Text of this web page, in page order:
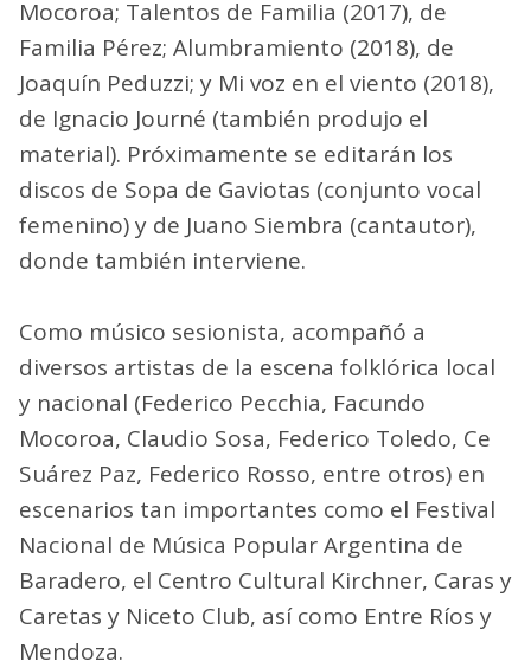
Mocoroa; Talentos de Familia (2017), de
Familia Pérez; Alumbramiento (2018), de
Joaquín Peduzzi; y Mi voz en el viento (2018),
de Ignacio Journé (también produjo el
material). Próximamente se editarán los
discos de Sopa de Gaviotas (conjunto vocal
femenino) y de Juano Siembra (cantautor),
donde también interviene.
Como músico sesionista, acompañó a
diversos artistas de la escena folklórica local
y nacional (Federico Pecchia, Facundo
Mocoroa, Claudio Sosa, Federico Toledo, Ce
Suárez Paz, Federico Rosso, entre otros) en
escenarios tan importantes como el Festival
Nacional de Música Popular Argentina de
Baradero, el Centro Cultural Kirchner, Caras y
Caretas y Niceto Club, así como Entre Ríos y
Mendoza.